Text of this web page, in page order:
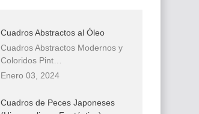
Cuadros Abstractos al Óleo
Cuadros Abstractos Modernos y
Coloridos Pint…
Enero 03, 2024
Cuadros de Peces Japoneses